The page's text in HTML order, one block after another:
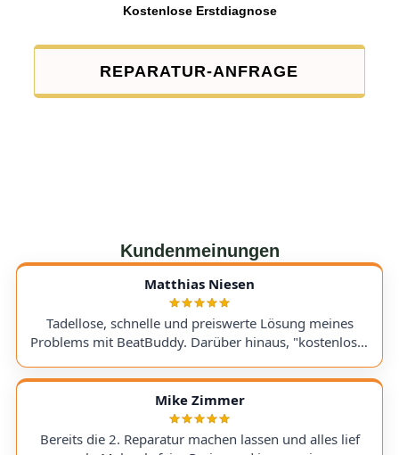
Kostenlose Erstdiagnose
REPARATUR-ANFRAGE
Kundenmeinungen
Matthias Niesen
Tadellose, schnelle und preiswerte Lösung meines
Problems mit BeatBuddy. Darüber hinaus, "kostenloser
bringe. Kommunikation lief hervorragend und die
Rücksendung meines Gerätes ging schnell und
einwandfrei. Ich kann AudioTechniker.de
uneingeschränkt empfehlen. Schön, dass es so etwas
Mike Zimmer
Bereits die 2. Reparatur machen lassen und alles lief